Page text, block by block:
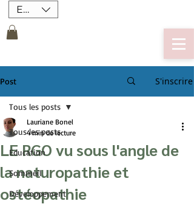
EUR (€)
Post S'inscrire
Tous les posts
Education
Sommeil
Développement
Tous les posts
LE RGO vu sous l'angle de
la naturopathie et
ostéopathie
Lauriane Bonel
4 min de lecture